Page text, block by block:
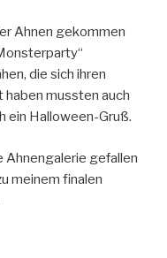
Ahnen gekommen
die sich ihren
mussten auch
ein Halloween-Gruß.
Ahnengalerie gefallen
meinem finalen